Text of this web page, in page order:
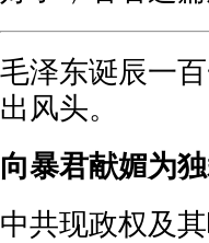
毛泽东诞辰一
出风头。
向暴君献媚为
中共现政权及